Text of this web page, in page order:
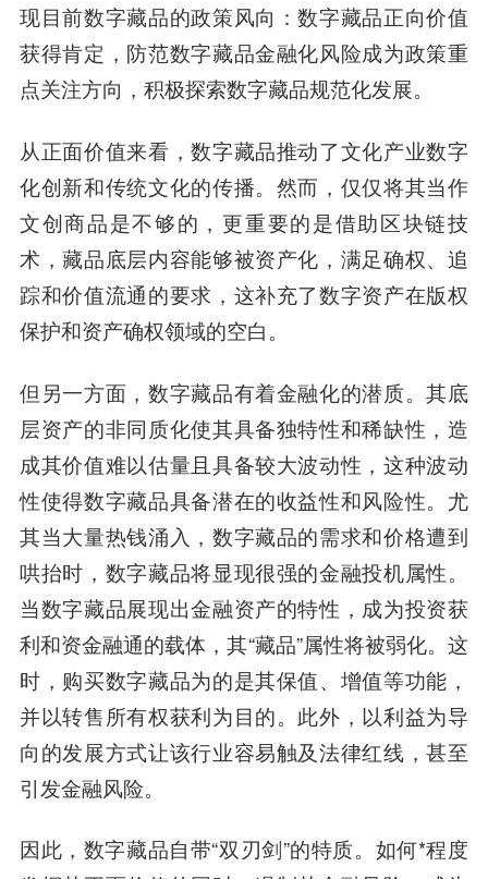
现目前数字藏品的政策风向：数字藏品正向价值
获得肯定，防范数字藏品金融化风险成为政策重
点关注方向，积极探索数字藏品规范化发展。
从正面价值来看，数字藏品推动了文化产业数字
化创新和传统文化的传播。然而，仅仅将其当作
文创商品是不够的，更重要的是借助区块链技
术，藏品底层内容能够被资产化，满足确权、追
踪和价值流通的要求，这补充了数字资产在版权
保护和资产确权领域的空白。
但另一方面，数字藏品有着金融化的潜质。其底
层资产的非同质化使其具备独特性和稀缺性，造
成其价值难以估量且具备较大波动性，这种波动
性使得数字藏品具备潜在的收益性和风险性。尤
其当大量热钱涌入，数字藏品的需求和价格遭到
哄抬时，数字藏品将显现很强的金融投机属性。
当数字藏品展现出金融资产的特性，成为投资获
利和资金融通的载体，其“藏品”属性将被弱化。这
时，购买数字藏品为的是其保值、增值等功能，
并以转售所有权获利为目的。此外，以利益为导
向的发展方式让该行业容易触及法律红线，甚至
引发金融风险。
因此，数字藏品自带“双刃剑”的特质。如何*程度